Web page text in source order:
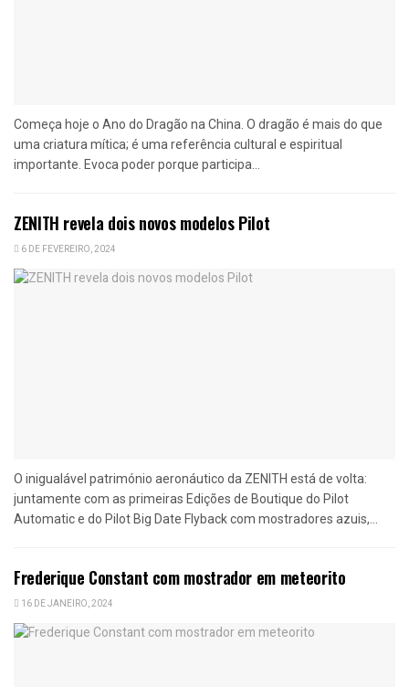
Começa hoje o Ano do Dragão na China. O dragão é mais do que
uma criatura mítica; é uma referência cultural e espiritual
importante. Evoca poder porque participa...
ZENITH revela dois novos modelos Pilot
6 DE FEVEREIRO, 2024
O inigualável património aeronáutico da ZENITH está de volta:
juntamente com as primeiras Edições de Boutique do Pilot
Automatic e do Pilot Big Date Flyback com mostradores azuis,...
Frederique Constant com mostrador em meteorito
16 DE JANEIRO, 2024